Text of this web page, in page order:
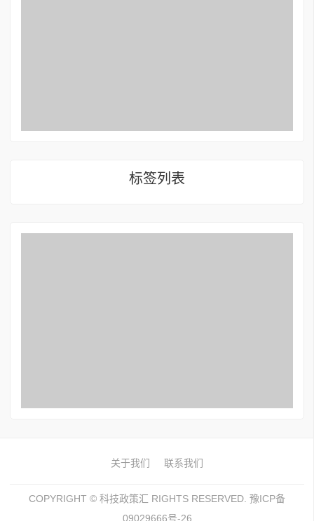
标签列表
关于我们 联系我们
COPYRIGHT © 科技政策汇 RIGHTS RESERVED. 豫ICP备
09029666号-26